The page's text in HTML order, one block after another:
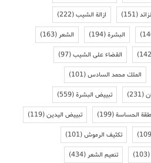
(151) ازالة الشيب(222)
البشرة(194) الشعر(163)
القضاء على الشيب(97)
الملك محمد السادس(101)
(231) تبييض البشرة(559)
الحساسة(199) تبييض اليدين(119)
تكثيف الرموش(101)
(103) تنعيم الشعر(434)